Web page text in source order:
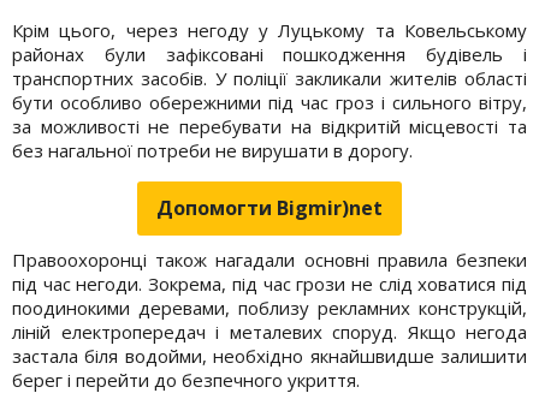
Крім цього, через негоду у Луцькому та Ковельському
районах були зафіксовані пошкодження будівель і
транспортних засобів. У поліції закликали жителів області
бути особливо обережними під час гроз і сильного вітру,
за можливості не перебувати на відкритій місцевості та
без нагальної потреби не вирушати в дорогу.
Допомогти Bigmir)net
Правоохоронці також нагадали основні правила безпеки
під час негоди. Зокрема, під час грози не слід ховатися під
поодинокими деревами, поблизу рекламних конструкцій,
ліній електропередач і металевих споруд. Якщо негода
застала біля водойми, необхідно якнайшвидше залишити
берег і перейти до безпечного укриття.